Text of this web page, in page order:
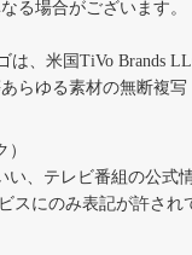
る場合がございます。
、米国TiVo Brands
らゆる素材の無断複写
い、テレビ番組の公式
スにのみ表記が許され